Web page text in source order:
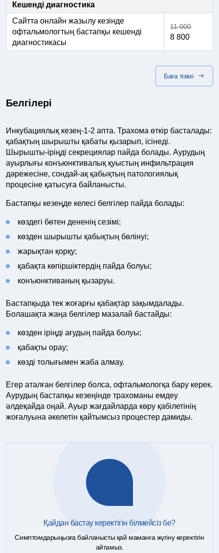
Кешенді диагностика
Сайтта онлайн жазылу кезінде
офтальмологтың бастапқы кешенді
диагностикасы
11 000
8 800
Баға тізімі
Белгілері
Инкубациялық кезең-1-2 апта. Трахома өткір басталады:
қабақтың шырышты қабаты қызарып, ісінеді.
Шырышты-іріңді секрециялар пайда болады. Аурудың
ауырлығы конъюнктивалық қуыстың инфильтрация
дәрежесіне, сондай-ақ қабықтың патологиялық
процесіне қатысуға байланысты.
Бастапқы кезеңде келесі белгілер пайда болады:
көздегі бөтен дененің сезімі;
көзден шырышты қабықтың бөлінуі;
жарықтан қорқу;
қабақта көпіршіктердің пайда болуы;
конъюнктиваның қызаруы.
Бастапқыда тек жоғарғы қабақтар зақымдалады.
Болашақта жаңа белгілер мазалай бастайды:
көзден іріңді ағудың пайда болуы;
қабақты орау;
көзді толығымен жаба алмау.
Егер аталған белгілер болса, офтальмологқа бару керек.
Аурудың бастапқы кезеңінде трахоманы емдеу
әлдеқайда оңай. Ауыр жағдайларда көру қабілетінің
жоғалуына әкелетін қайтымсыз процестер дамиды.
Қайдан бастау керектігін білмейсіз бе?
Симптомдарыңызға байланысты қай маманға жүгіну керектігін
айтамыз.